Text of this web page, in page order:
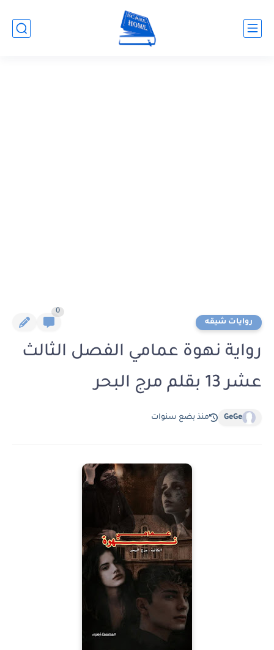
روايات شيقه
0
رواية نهوة عمامي الفصل الثالث
عشر 13 بقلم مرج البحر
GeGe منذ بضع سنوات